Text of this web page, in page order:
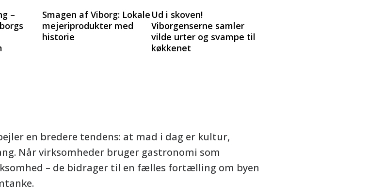
–
Smagen af Viborg: Lokale
mejeriprodukter med
historie
Ud i skoven!
Viborgenserne samler
vilde urter og svampe til
køkkenet
en bredere tendens: at mad i dag er kultur,
Når virksomheder bruger gastronomi som
– de bidrager til en fælles fortælling om byen